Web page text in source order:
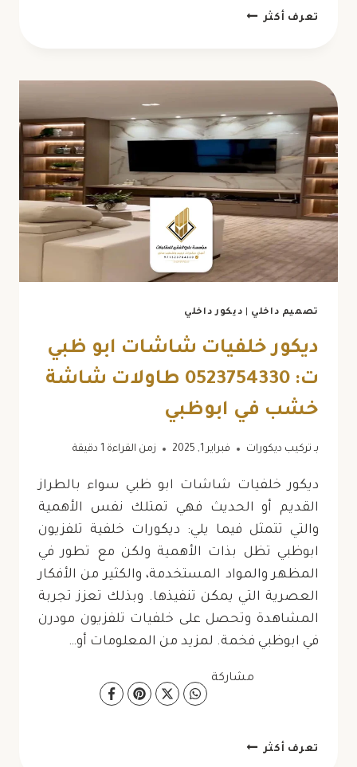
تعرف أكثر ديكور
أبوظبي
0523754330
خلفيات
بديل
الحجر
أبوظبي
تصميم داخلي ديكور داخلي
ديكور خلفيات شاشات ابو ظبي
ت: 0523754330 طاولات شاشة
خشب في ابوظبي
بـ تركيب ديكورات فبراير 1, 2025 زمن القراءة دقيقة
ديكور خلفيات شاشات ابو ظبي سواء بالطراز
القديم أو الحديث فهي تمتلك نفس الأهمية
والتي تتمثل فيما يلي: ديكورات خلفية تلفزيون
ابوظبي تظل بذات الأهمية ولكن مع تطور في
المظهر والمواد المستخدمة، والكثير من الأفكار
العصرية التي يمكن تنفيذها. وبذلك تعزز تجربة
المشاهدة وتحصل على خلفيات تلفزيون مودرن
في ابوظبي فخمة. لمزيد من المعلومات أو…
مشاركة
تعرف أكثر ديكور